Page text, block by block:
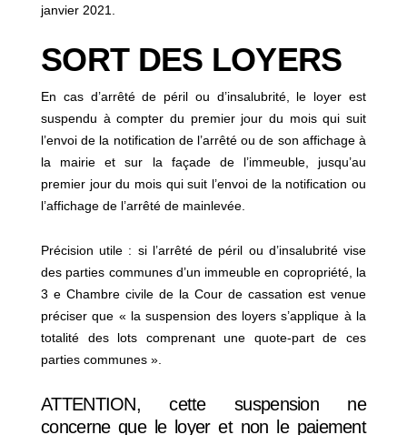
janvier 2021.
SORT DES LOYERS
En cas d’arrêté de péril ou d’insalubrité, le loyer est
suspendu à compter du premier jour du mois qui suit
l’envoi de la notification de l’arrêté ou de son affichage à
la mairie et sur la façade de l’immeuble, jusqu’au
premier jour du mois qui suit l’envoi de la notification ou
l’affichage de l’arrêté de mainlevée.
Précision utile : si l’arrêté de péril ou d’insalubrité vise
des parties communes d’un immeuble en copropriété, la
3 e Chambre civile de la Cour de cassation est venue
préciser que « la suspension des loyers s’applique à la
totalité des lots comprenant une quote-part de ces
parties communes ».
ATTENTION, cette suspension ne
concerne que le loyer et non le paiement